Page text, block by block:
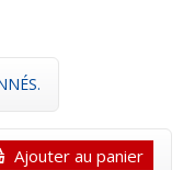
Ajouter au panier